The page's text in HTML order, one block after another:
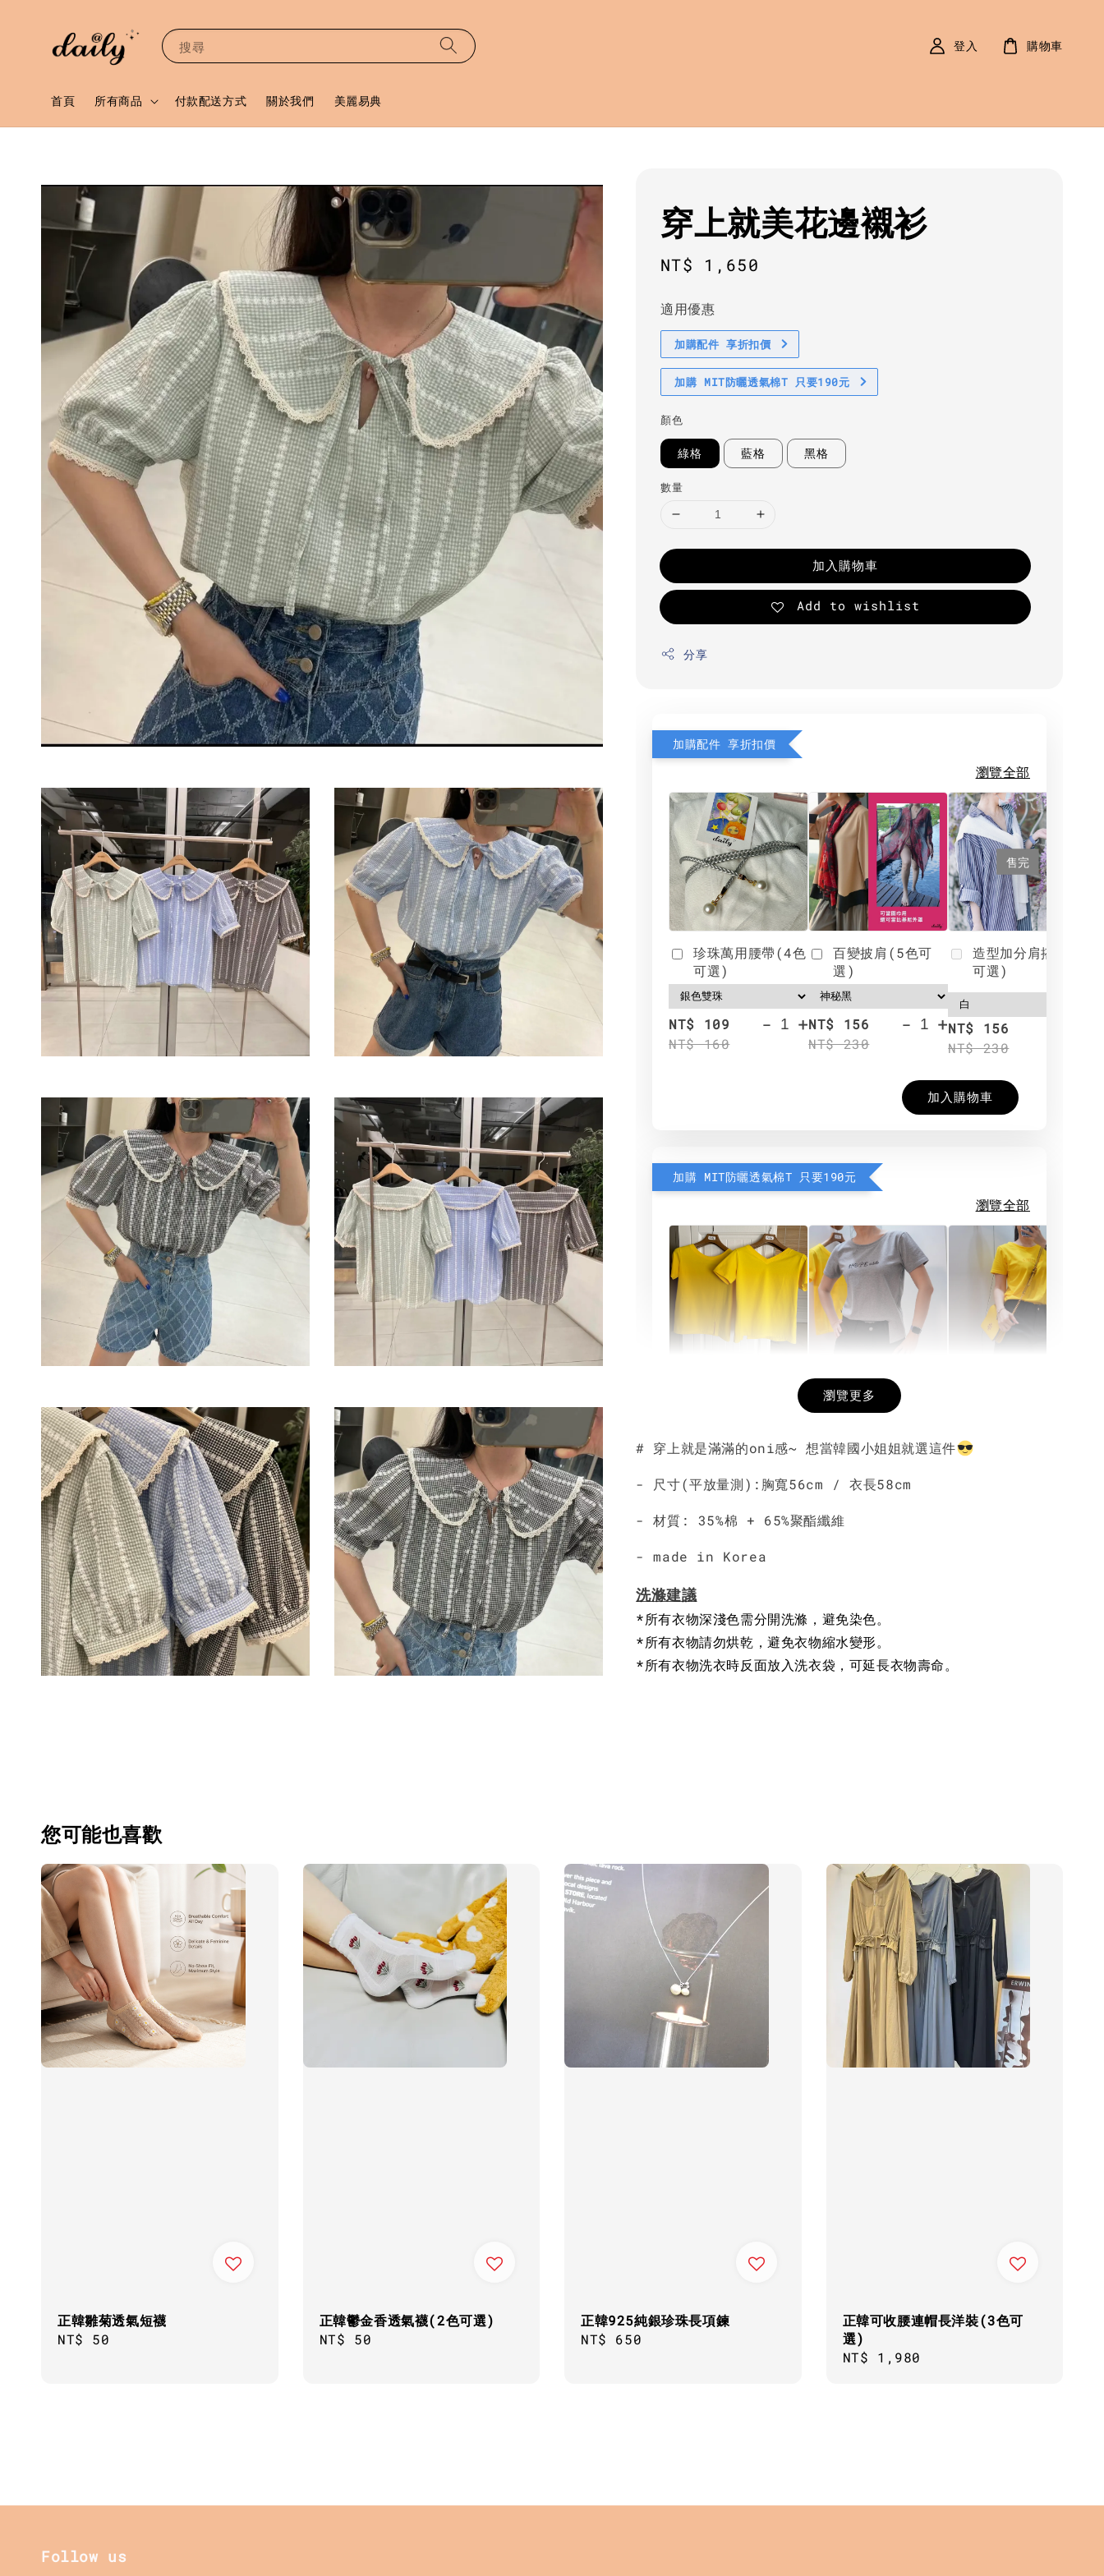
搜尋
首頁 所有商品 付款配送方式 關於我們 美麗易典
登入 購物車
穿上就美花邊襯衫
Regular
NT$ 1,650
適用優惠
加購配件 享折扣價
加購 MIT防曬透氣棉T 只要190元
顏色
綠格 藍格 黑格
數量
加入購物車
Add to wishlist
分享
加購配件 享折扣價
瀏覽全部
珍珠萬用腰帶(4色
可選)
NT$ 109
NT$ 160
- +
百變披肩(5色可
選)
NT$ 156
NT$ 230
- +
售完
造型加分肩搭(4色
可選)
NT$ 156
NT$ 230
加入購物車
加購 MIT防曬透氣棉T 只要190元
瀏覽全部
NT$ 190
NT$ 450
- +
希望相隨雙面T
NT$ 190
NT$ 450
- +NT$ 190
瀏覽更多
# 穿上就是滿滿的oni感~ 想當韓國小姐姐就選這件
- 尺寸(平放量測):胸寬56cm / 衣長58cm
- 材質: 35%棉 + 65%聚酯纖維
- made in Korea
洗滌建議
*所有衣物深淺色需分開洗滌，避免染色。
*所有衣物請勿烘乾，避免衣物縮水變形。
*所有衣物洗衣時反面放入洗衣袋，可延長衣物壽命。
您可能也喜歡
正韓雛菊透氣短襪
Regular
NT$ 50
正韓鬱金香透氣襪(2色可選)
Regular
NT$ 50
正韓925純銀珍珠長項鍊
Regular
NT$ 650
正韓可收腰連帽長洋裝(3色可
選)
Regular
NT$ 1,980
Follow us